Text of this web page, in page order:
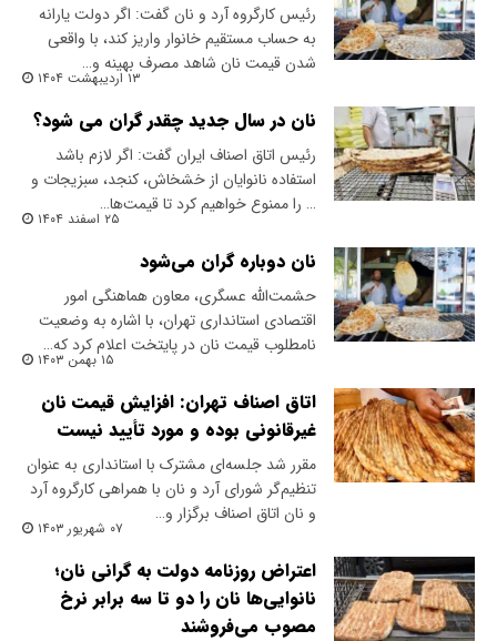
رئیس کارگروه آرد و نان گفت: اگر دولت یارانه
به حساب مستقیم خانوار واریز کند، با واقعی
شدن قیمت نان شاهد مصرف بهینه و…
۱۳ اردیبهشت ۱۴۰۴
نان در سال جدید چقدر گران می شود؟
رئیس اتاق اصناف ایران گفت: اگر لازم باشد
استفاده نانوایان از خشخاش، کنجد، سبزیجات و
… را ممنوع خواهیم کرد تا قیمت‌ها…
۲۵ اسفند ۱۴۰۴
نان دوباره گران می‌شود
حشمت‌الله عسگری، معاون هماهنگی امور
اقتصادی استانداری تهران، با اشاره به وضعیت
نامطلوب قیمت نان در پایتخت اعلام کرد که…
۱۵ بهمن ۱۴۰۳
اتاق اصناف تهران: افزایش قیمت نان
غیرقانونی بوده و مورد تأیید نیست
مقرر شد جلسه‌ای مشترک با استانداری به عنوان
تنظیم‌گر شورای آرد و نان با همراهی کارگروه آرد
و نان اتاق اصناف برگزار و…
۰۷ شهریور ۱۴۰۳
اعتراض روزنامه دولت به گرانی نان؛
نانوایی‌ها نان را دو تا سه برابر نرخ
مصوب می‌فروشند